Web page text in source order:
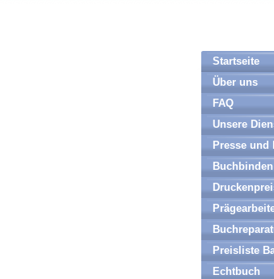
Startseite
Über uns
FAQ
Unsere
Presse und
Buchbinden
Preisliste
Echtbuch